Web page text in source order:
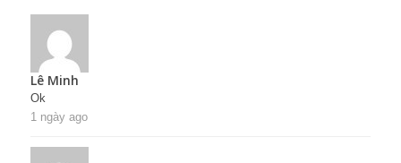
Lê Minh
Ok
1 ngày ago